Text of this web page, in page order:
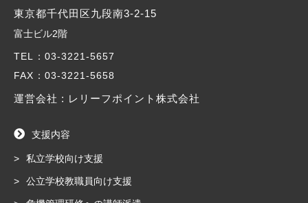
東京都千代田区九段南3-2-15
富士ビル2階
TEL ：03-3221-5657
FAX ：03-3221-5658
運営会社 : レリーフポイント株式会社
支援内容
私立学校向け支援
公立学校教職員向け支援